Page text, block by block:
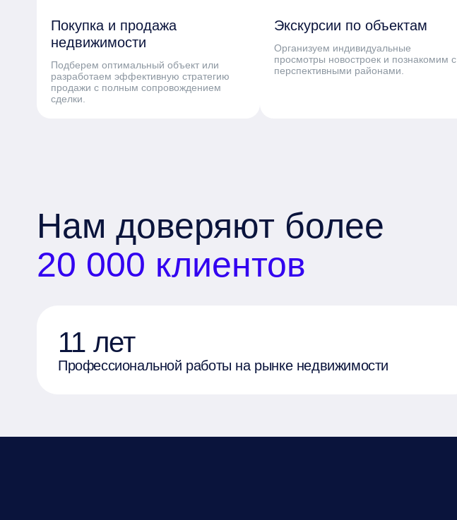
Покупка и продажа
недвижимости
Подберем оптимальный объект или
разработаем эффективную стратегию
продажи с полным сопровождением
сделки.
Экскурсии по объектам
Организуем индивидуальные
просмотры новостроек и познакомим с
перспективными районами.
Нам доверяют более
20 000 клиентов
11 лет
Профессиональной работы на рынке недвижимости